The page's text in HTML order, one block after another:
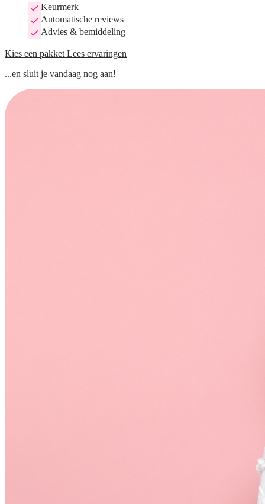
Keurmerk
Automatische reviews
Advies & bemiddeling
Kies een pakket Lees ervaringen
...en sluit je vandaag nog aan!